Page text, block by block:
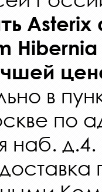
Asterix
в
по
наб. д.4.